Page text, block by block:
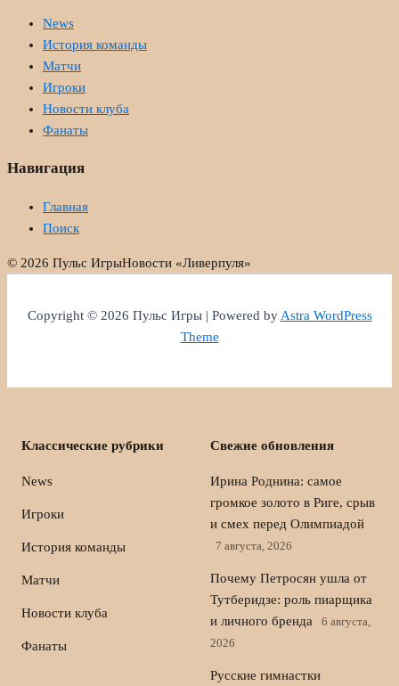
News
История команды
Матчи
Игроки
Новости клуба
Фанаты
Навигация
Главная
Поиск
© 2026 Пульс ИгрыНовости «Ливерпуля»
Copyright © 2026 Пульс Игры | Powered byAstra WordPress
Theme
Классические рубрики
News
Игроки
История команды
Матчи
Новости клуба
Фанаты
Свежие обновления
Ирина Роднина: самое
громкое золото в Риге, срыв
и смех перед Олимпиадой
7 августа, 2026
Почему Петросян ушла от
Тутберидзе: роль пиарщика
и личного бренда
6 августа,
2026
Русские гимнастки